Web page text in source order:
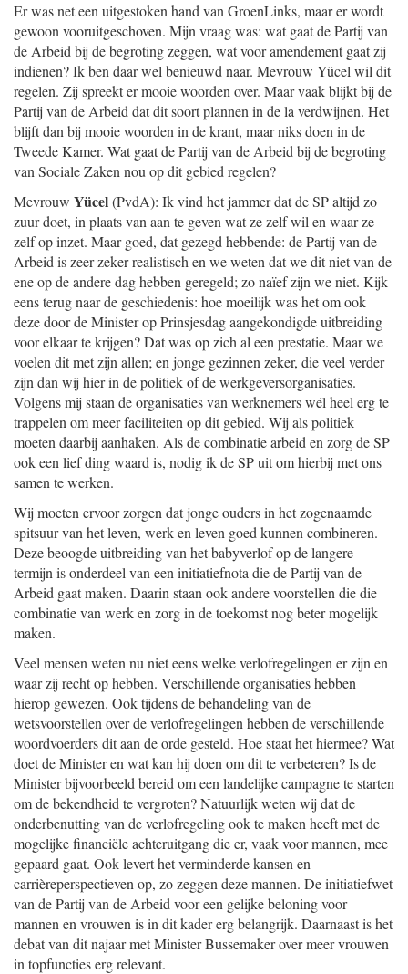
Er was net een uitgestoken hand van GroenLinks, maar er wordt
gewoon vooruitgeschoven. Mijn vraag was: wat gaat de Partij van
de Arbeid bij de begroting zeggen, wat voor amendement gaat zij
indienen? Ik ben daar wel benieuwd naar. Mevrouw Yücel wil dit
regelen. Zij spreekt er mooie woorden over. Maar vaak blijkt bij de
Partij van de Arbeid dat dit soort plannen in de la verdwijnen. Het
blijft dan bij mooie woorden in de krant, maar niks doen in de
Tweede Kamer. Wat gaat de Partij van de Arbeid bij de begroting
van Sociale Zaken nou op dit gebied regelen?
Mevrouw Yücel(PvdA): Ik vind het jammer dat de SP altijd zo
zuur doet, in plaats van aan te geven wat ze zelf wil en waar ze
zelf op inzet. Maar goed, dat gezegd hebbende: de Partij van de
Arbeid is zeer zeker realistisch en we weten dat we dit niet van de
ene op de andere dag hebben geregeld; zo naïef zijn we niet. Kijk
eens terug naar de geschiedenis: hoe moeilijk was het om ook
deze door de Minister op Prinsjesdag aangekondigde uitbreiding
voor elkaar te krijgen? Dat was op zich al een prestatie. Maar we
voelen dit met zijn allen; en jonge gezinnen zeker, die veel verder
zijn dan wij hier in de politiek of de werkgeversorganisaties.
Volgens mij staan de organisaties van werknemers wél heel erg te
trappelen om meer faciliteiten op dit gebied. Wij als politiek
moeten daarbij aanhaken. Als de combinatie arbeid en zorg de SP
ook een lief ding waard is, nodig ik de SP uit om hierbij met ons
samen te werken.
Wij moeten ervoor zorgen dat jonge ouders in het zogenaamde
spitsuur van het leven, werk en leven goed kunnen combineren.
Deze beoogde uitbreiding van het babyverlof op de langere
termijn is onderdeel van een initiatiefnota die de Partij van de
Arbeid gaat maken. Daarin staan ook andere voorstellen die die
combinatie van werk en zorg in de toekomst nog beter mogelijk
maken.
Veel mensen weten nu niet eens welke verlofregelingen er zijn en
waar zij recht op hebben. Verschillende organisaties hebben
hierop gewezen. Ook tijdens de behandeling van de
wetsvoorstellen over de verlofregelingen hebben de verschillende
woordvoerders dit aan de orde gesteld. Hoe staat het hiermee? Wat
doet de Minister en wat kan hij doen om dit te verbeteren? Is de
Minister bijvoorbeeld bereid om een landelijke campagne te starten
om de bekendheid te vergroten? Natuurlijk weten wij dat de
onderbenutting van de verlofregeling ook te maken heeft met de
mogelijke financiële achteruitgang die er, vaak voor mannen, mee
gepaard gaat. Ook levert het verminderde kansen en
carrièreperspectieven op, zo zeggen deze mannen. De initiatiefwet
van de Partij van de Arbeid voor een gelijke beloning voor
mannen en vrouwen is in dit kader erg belangrijk. Daarnaast is het
debat van dit najaar met Minister Bussemaker over meer vrouwen
in topfuncties erg relevant.